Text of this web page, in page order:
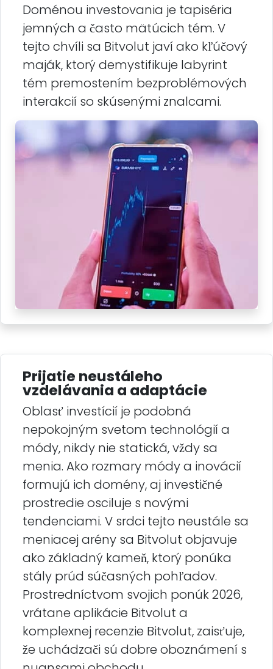
Doménou investovania je tapiséria
jemných a často mätúcich tém. V
tejto chvíli sa Bitvolut javí ako kľúčový
maják, ktorý demystifikuje labyrint
tém premostením bezproblémových
interakcií so skúsenými znalcami.
Prijatie neustáleho
vzdelávania a adaptácie
Oblasť investícií je podobná
nepokojným svetom technológií a
módy, nikdy nie statická, vždy sa
menia. Ako rozmary módy a inovácií
formujú ich domény, aj investičné
prostredie osciluje s novými
tendenciami. V srdci tejto neustále sa
meniacej arény sa Bitvolut objavuje
ako základný kameň, ktorý ponúka
stály prúd súčasných pohľadov.
Prostredníctvom svojich ponúk 2026,
vrátane aplikácie Bitvolut a
komplexnej recenzie Bitvolut, zaisťuje,
že uchádzači sú dobre oboznámení s